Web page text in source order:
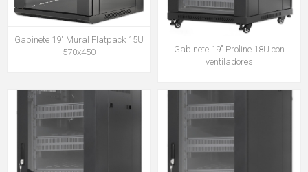
Gabinete 19" Mural Flatpack 15U
570x450
Gabinete 19" Proline 18U con
ventiladores